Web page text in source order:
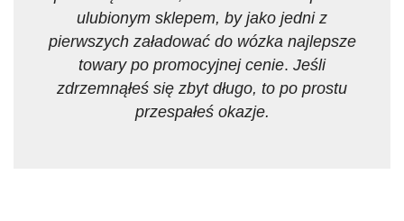
ulubionym sklepem, by jako jedni z
pierwszych załadować do wózka najlepsze
towary po promocyjnej cenie. Jeśli
zdrzemnąłeś się zbyt długo, to po prostu
przespałeś okazje.